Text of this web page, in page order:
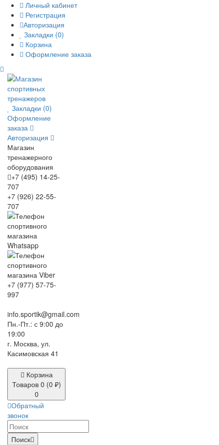
Личный кабинет
Регистрация
Авторизация
Закладки (0)
Корзина
Оформление заказа
Закладки (0)
Оформление
заказа
Авторизация
Магазин
тренажерного
оборудования
+7 (495) 14-25-
707
+7 (926) 22-55-
707
+7 (977) 57-75-
997
info.sportik@gmail.com
Пн.-Пт.: с 9:00 до
19:00
г. Москва, ул.
Касимовская 41
Корзина
Товаров 0 (0 ₽)
0
Обратный
звонок
Поиск